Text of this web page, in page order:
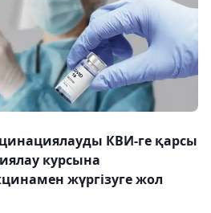
КВИ-ге қарсы
курсына
жүргізуге жол